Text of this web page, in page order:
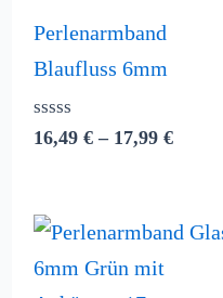
Perlenarmband
Blaufluss 6mm
Bewertet
mit
16,49 € – 17,99 €